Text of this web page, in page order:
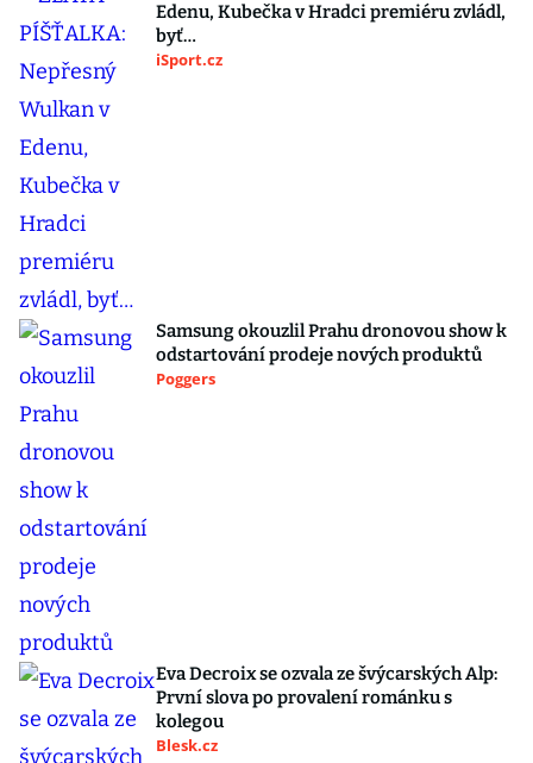
Edenu, Kubečka v Hradci premiéru zvládl,
byť…
iSport.cz
Samsung okouzlil Prahu dronovou show k
odstartování prodeje nových produktů
Poggers
Eva Decroix se ozvala ze švýcarských Alp:
První slova po provalení románku s
kolegou
Blesk.cz